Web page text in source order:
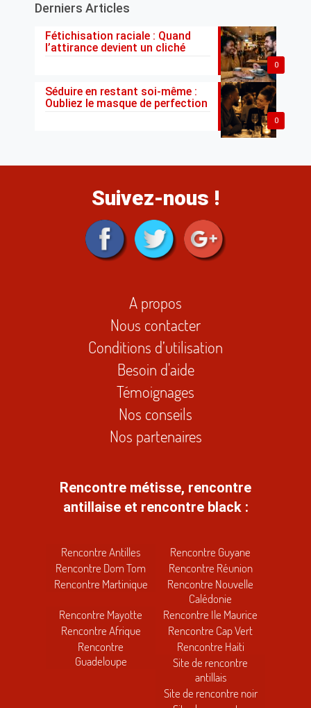
Derniers Articles
0
Fétichisation raciale : Quand
l’attirance devient un cliché
0
Séduire en restant soi-même :
Oubliez le masque de perfection
Suivez-nous !
A propos
Nous contacter
Conditions d’utilisation
Besoin d'aide
Témoignages
Nos conseils
Nos partenaires
Rencontre métisse, rencontre
antillaise et rencontre black :
Rencontre Antilles
Rencontre Dom Tom
Rencontre Martinique
Rencontre Guyane
Rencontre Réunion
Rencontre Nouvelle
Calédonie
Rencontre Mayotte
Rencontre Afrique
Rencontre
Guadeloupe
Rencontre Ile Maurice
Rencontre Cap Vert
Rencontre Haiti
Site de rencontre
antillais
Site de rencontre noir